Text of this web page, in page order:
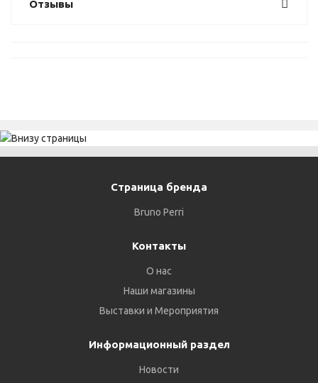
Отзывы
Страница бренда
Bruno Perri
Контакты
О нас
Наши магазины
Выставки и Мероприятия
Информационный раздел
Новости